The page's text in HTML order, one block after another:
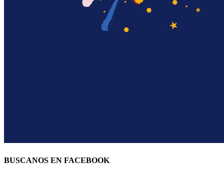
BUSCANOS EN FACEBOOK